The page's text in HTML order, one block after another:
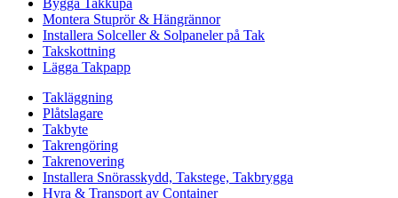
Bygga Takkupa
Montera Stuprör & Hängrännor
Installera Solceller & Solpaneler på Tak
Takskottning
Lägga Takpapp
Takläggning
Plåtslagare
Takbyte
Takrengöring
Takrenovering
Installera Snörasskydd, Takstege, Takbrygga
Hyra & Transport av Container